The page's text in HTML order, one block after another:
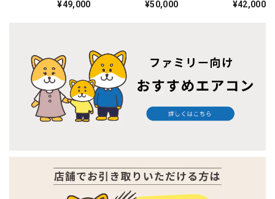
¥49,000 ¥50,000 ¥42,000